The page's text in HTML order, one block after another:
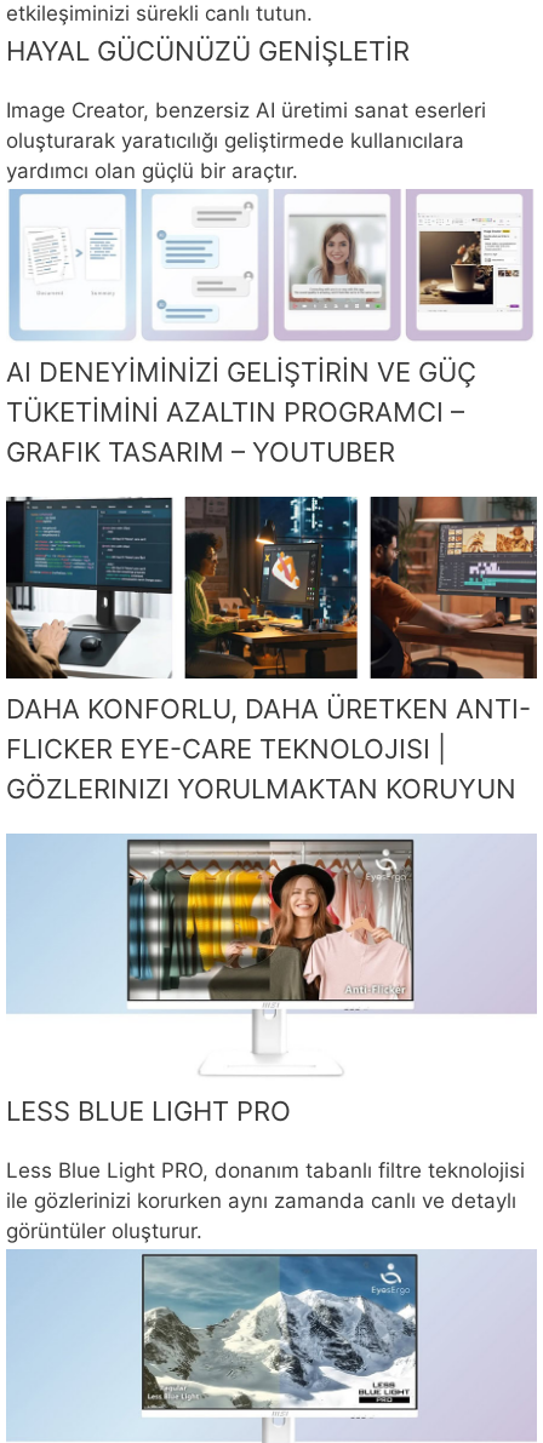
etkileşiminizi sürekli canlı tutun.
HAYAL GÜCÜNÜZÜ GENİŞLETİR
Image Creator, benzersiz AI üretimi sanat eserleri
oluşturarak yaratıcılığı geliştirmede kullanıcılara
yardımcı olan güçlü bir araçtır.
AI DENEYİMİNİZİ GELİŞTİRİN VE GÜÇ
TÜKETİMİNİ AZALTIN PROGRAMCI –
GRAFIK TASARIM – YOUTUBER
DAHA KONFORLU, DAHA ÜRETKEN ANTI-
FLICKER EYE-CARE TEKNOLOJISI |
GÖZLERINIZI YORULMAKTAN KORUYUN
LESS BLUE LIGHT PRO
Less Blue Light PRO, donanım tabanlı filtre teknolojisi
ile gözlerinizi korurken aynı zamanda canlı ve detaylı
görüntüler oluşturur.